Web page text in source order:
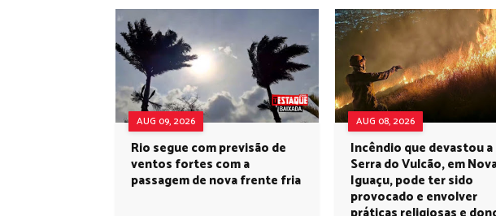
AUG 09, 2026
Rio segue com previsão de
ventos fortes com a
passagem de nova frente fria
AUG 08, 2026
Incêndio que devastou a
Serra do Vulcão, em
Iguaçu, pode ter sido
provocado e envolver